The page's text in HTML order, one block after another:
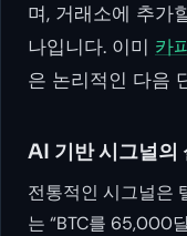
며, 거래소에 추가
나입니다. 이미 카
은 논리적인 다음
AI 기반 시그널의
전통적인 시그널은
는 “BTC를 65,000